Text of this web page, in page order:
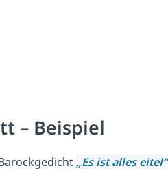
– Beispiel
„Es ist alles eitel“